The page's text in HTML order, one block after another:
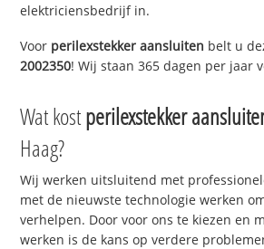
elektriciensbedrijf in.
Voor perilexstekker aansluiten belt u
2002350! Wij staan 365 dagen per jaar
Wat kostperilexstekker
Haag?
Wij werken uitsluitend met
met de nieuwste technologie werken
verhelpen. Door voor ons te kiezen en
werken is de kans op verdere